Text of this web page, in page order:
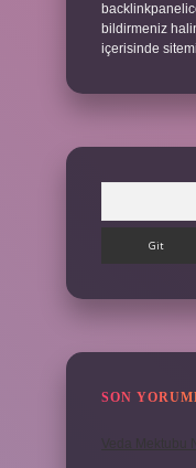
bildirmeniz
içerisinde
SON